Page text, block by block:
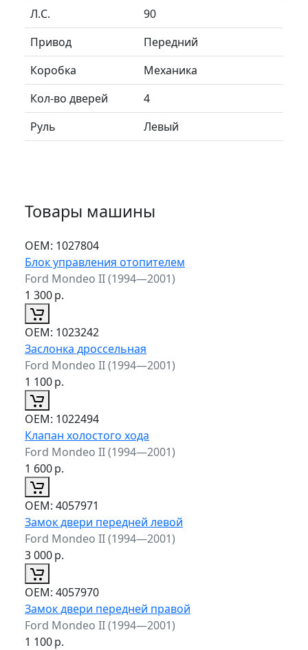
Л.C.
90
Привод
Передний
Коробка
Механика
Кол-во дверей
4
Руль
Левый
Товары машины
ОЕМ: 1027804
Блок управления отопителем
Ford Mondeo II (1994—2001)
1 300р.
ОЕМ: 1023242
Заслонка дроссельная
Ford Mondeo II (1994—2001)
1 100р.
ОЕМ: 1022494
Клапан холостого хода
Ford Mondeo II (1994—2001)
1 600р.
ОЕМ: 4057971
Замок двери передней левой
Ford Mondeo II (1994—2001)
3 000р.
ОЕМ: 4057970
Замок двери передней правой
Ford Mondeo II (1994—2001)
1 100р.